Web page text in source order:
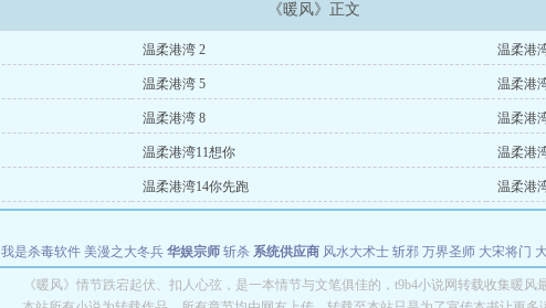
《暖风》正文
温柔港湾 2 温柔港
温柔港湾 5 温柔港
温柔港湾 8 温柔港
温柔港湾11想你 温柔港
温柔港湾14你先跑 温柔港
我是杀毒软件 美漫之大冬兵 华娱宗师 斩杀 系统供应商 风水大术士 斩邪 万界圣师 大宋将门
都市全能巨星 绝对交易 全职武神 位面复制大师 华娱特效大亨 原始大厨王 怪物聊天群 某美
《暖风》情节跌宕起伏、扣人心弦，是一本情节与文笔俱佳的，t9b4小说网转载收集暖风